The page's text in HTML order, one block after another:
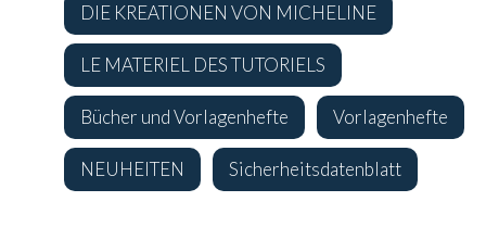
DIE KREATIONEN VON MICHELINE
LE MATERIEL DES TUTORIELS
Bücher und Vorlagenhefte Vorlagenhefte
NEUHEITEN Sicherheitsdatenblatt